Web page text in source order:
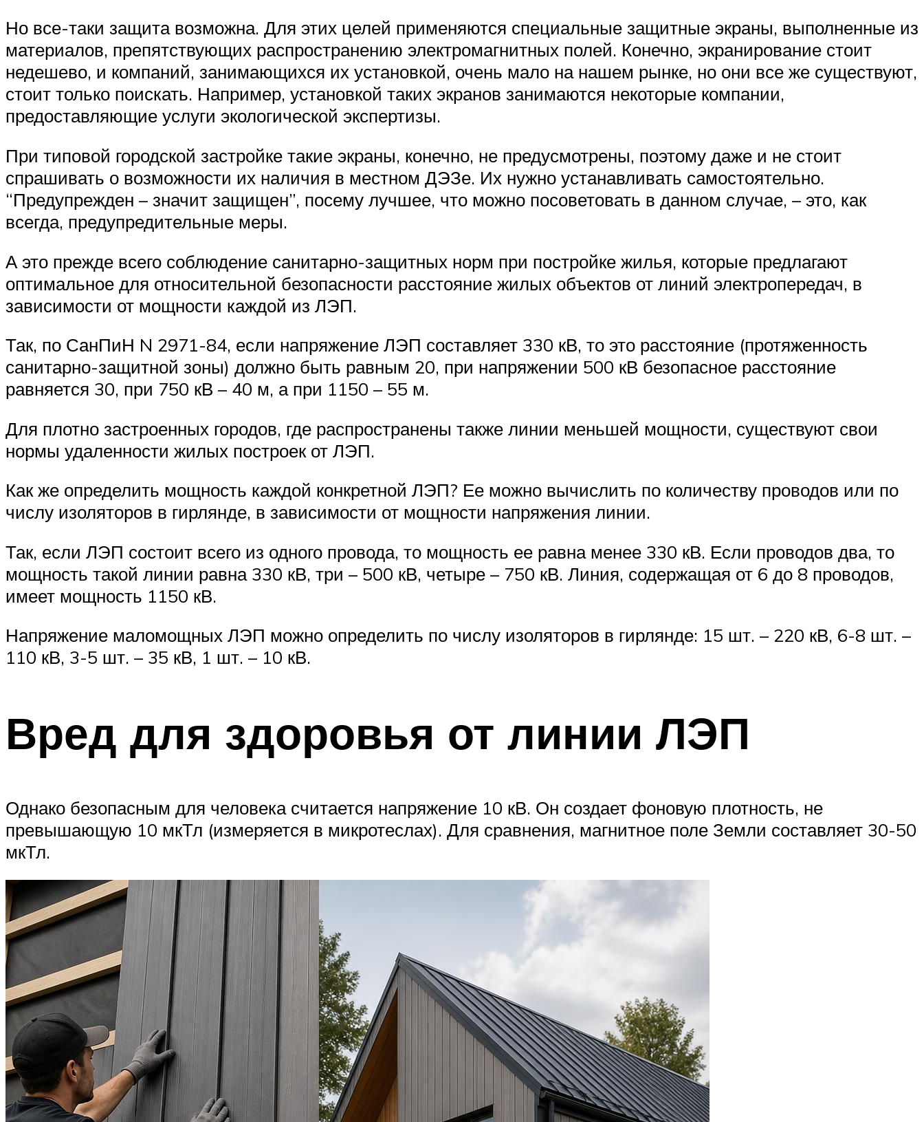
Но все-таки защита возможна. Для этих целей применяются специальные защитные экраны, выполненные из
материалов, препятствующих распространению электромагнитных полей. Конечно, экранирование стоит
недешево, и компаний, занимающихся их установкой, очень мало на нашем рынке, но они все же существуют,
стоит только поискать. Например, установкой таких экранов занимаются некоторые компании,
предоставляющие услуги экологической экспертизы.
При типовой городской застройке такие экраны, конечно, не предусмотрены, поэтому даже и не стоит
спрашивать о возможности их наличия в местном ДЭЗе. Их нужно устанавливать самостоятельно.
“Предупрежден – значит защищен”, посему лучшее, что можно посоветовать в данном случае, – это, как
всегда, предупредительные меры.
А это прежде всего соблюдение санитарно-защитных норм при постройке жилья, которые предлагают
оптимальное для относительной безопасности расстояние жилых объектов от линий электропередач, в
зависимости от мощности каждой из ЛЭП.
Так, по СанПиН N 2971-84, если напряжение ЛЭП составляет 330 кВ, то это расстояние (протяженность
санитарно-защитной зоны) должно быть равным 20, при напряжении 500 кВ безопасное расстояние
равняется 30, при 750 кВ – 40 м, а при 1150 – 55 м.
Для плотно застроенных городов, где распространены также линии меньшей мощности, существуют свои
нормы удаленности жилых построек от ЛЭП.
Как же определить мощность каждой конкретной ЛЭП? Ее можно вычислить по количеству проводов или по
числу изоляторов в гирлянде, в зависимости от мощности напряжения линии.
Так, если ЛЭП состоит всего из одного провода, то мощность ее равна менее 330 кВ. Если проводов два, то
мощность такой линии равна 330 кВ, три – 500 кВ, четыре – 750 кВ. Линия, содержащая от 6 до 8 проводов,
имеет мощность 1150 кВ.
Напряжение маломощных ЛЭП можно определить по числу изоляторов в гирлянде: 15 шт. – 220 кВ, 6-8 шт. –
110 кВ, 3-5 шт. – 35 кВ, 1 шт. – 10 кВ.
Вред для здоровья от линии ЛЭП
Однако безопасным для человека считается напряжение 10 кВ. Он создает фоновую плотность, не
превышающую 10 мкТл (измеряется в микротеслах). Для сравнения, магнитное поле Земли составляет 30-50
мкТл.